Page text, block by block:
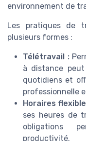
environnement de
Les pratiques de
plusieurs formes :
Télétravail :
à distance
quotidiens et
professionnelle
Horaires
ses heures de
obligations
productivité.